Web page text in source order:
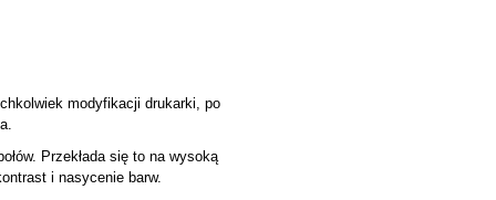
modyfikacji drukarki, po
Przekłada się to na wysoką
i nasycenie barw.